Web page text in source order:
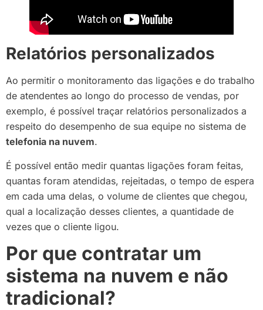
Relatórios personalizados
Ao permitir o monitoramento das ligações e do trabalho
de atendentes ao longo do processo de vendas, por
exemplo, é possível traçar relatórios personalizados a
respeito do desempenho de sua equipe no sistema de
telefonia na nuvem.
É possível então medir quantas ligações foram feitas,
quantas foram atendidas, rejeitadas, o tempo de espera
em cada uma delas, o volume de clientes que chegou,
qual a localização desses clientes, a quantidade de
vezes que o cliente ligou.
Por que contratar um
sistema na nuvem e não
tradicional?